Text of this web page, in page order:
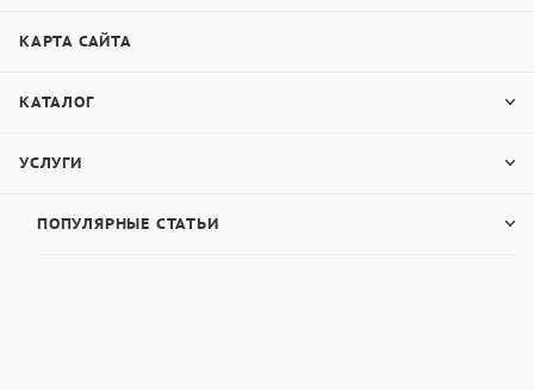
КАРТА САЙТА
КАТАЛОГ
УСЛУГИ
ПОПУЛЯРНЫЕ СТАТЬИ